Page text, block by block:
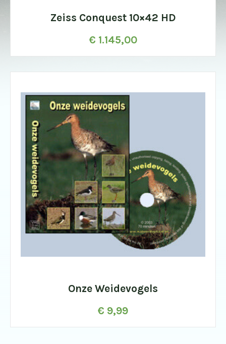
Zeiss Conquest 10×42 HD
€ 1.145,00
Onze Weidevogels
€ 9,99